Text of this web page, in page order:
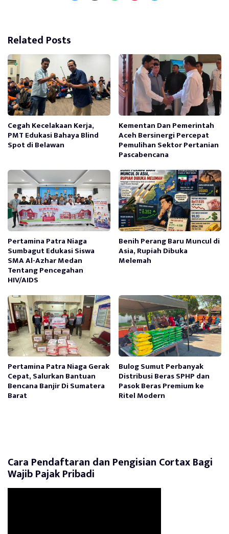
Related Posts
Cegah Kecelakaan Kerja,
PMT Edukasi Bahaya Blind
Spot di Belawan
Kementan Dan Pemerintah
Aceh Bersinergi Percepat
Pemulihan Sektor Pertanian
Pascabencana
Pertamina Patra Niaga
Sumbagut Edukasi Siswa
SMA Al-Azhar Medan
Tentang Pencegahan
HIV/AIDS
Benih Perang Baru Muncul di
Asia, Rupiah Dibuka
Melemah
Pertamina Patra Niaga Gerak
Cepat, Salurkan Bantuan
Bencana Banjir Di Sumatera
Barat
Bulog Sumut Perbanyak
Distribusi Beras SPHP dan
Pasok Beras Premium ke
Ritel Modern
Cara Pendaftaran dan Pengisian Cortax Bagi
Wajib Pajak Pribadi